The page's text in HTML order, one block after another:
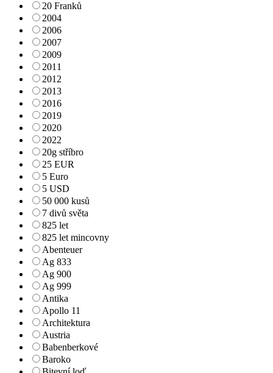
20 Franků
2004
2006
2007
2009
2011
2012
2013
2016
2019
2020
2022
20g stříbro
25 EUR
5 Euro
5 USD
50 000 kusů
7 divů světa
825 let
825 let mincovny
Abenteuer
Ag 833
Ag 900
Ag 999
Antika
Apollo 11
Architektura
Austria
Babenberkové
Baroko